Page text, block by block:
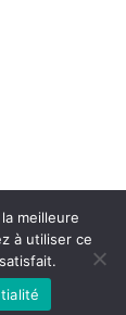
meilleure
à utiliser ce